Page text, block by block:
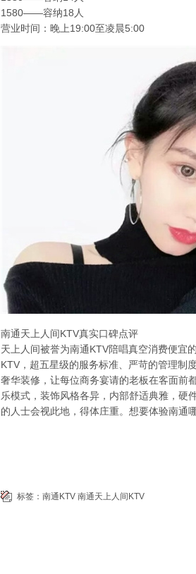
1580——容纳18人
营业时间：晚上19:00至凌晨5:00
南通天上人间KTV真实口碑点评
天上人间被誉为南通KTV陪唱真空消费便宜
KTV，超五星级的服务标准、严苛的管理制
奢华装修，让每位商务宴请的老板在客面前
乐模式，装饰风格各异，内部舒适典雅，硬
的人士会视此地，得体庄重。想要体验南通
标签： 南通KTV 南通天上人间KTV